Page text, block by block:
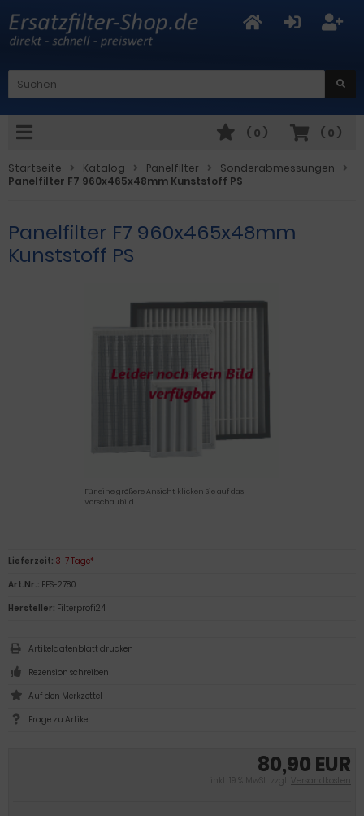
( 0 )
( 0 )
Startseite Katalog Panelfilter
Sonderabmessungen
Panelfilter F7 960x465x48mm Kunststoff PS
Panelfilter F7 960x465x48mm
Kunststoff PS
Für eine größere Ansicht klicken Sie auf das
Vorschaubild
80,90 EUR
inkl. 19 % MwSt. zzgl. Versandkosten
Lieferzeit: 3-7 Tage*
Art.Nr.: EFS-2780
Hersteller: Filterprofi24
Artikeldatenblatt drucken
Rezension schreiben
Frage zu Artikel